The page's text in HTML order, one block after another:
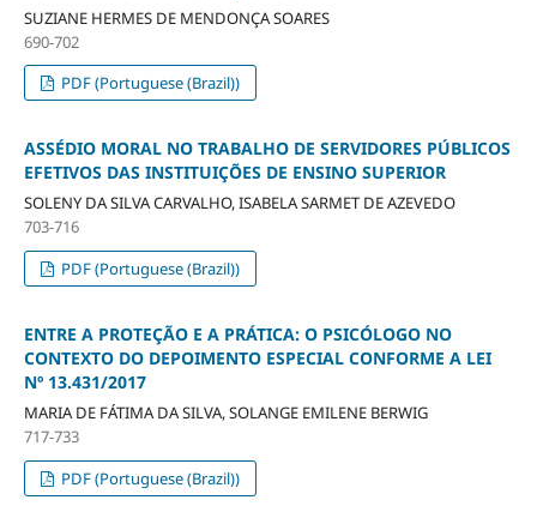
SUZIANE HERMES DE MENDONÇA SOARES
690-702
PDF (Portuguese (Brazil))
ASSÉDIO MORAL NO TRABALHO DE SERVIDORES PÚBLICOS
EFETIVOS DAS INSTITUIÇÕES DE ENSINO SUPERIOR
SOLENY DA SILVA CARVALHO, ISABELA SARMET DE AZEVEDO
703-716
PDF (Portuguese (Brazil))
ENTRE A PROTEÇÃO E A PRÁTICA: O PSICÓLOGO NO
CONTEXTO DO DEPOIMENTO ESPECIAL CONFORME A LEI
Nº 13.431/2017
MARIA DE FÁTIMA DA SILVA, SOLANGE EMILENE BERWIG
717-733
PDF (Portuguese (Brazil))